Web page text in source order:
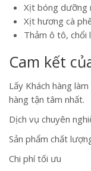
Xịt bóng dưỡng
Xịt hương cà
Thảm ô tô, chổi
Cam kết
Lấy Khách hàng
hàng tận tâm nhất.
Dịch vụ chuyên
Sản phẩm chất
Chi phí tối ưu